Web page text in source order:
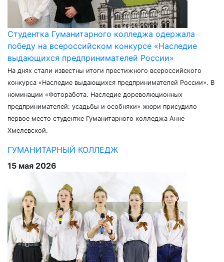
Студентка Гуманитарного колледжа одержала
победу на всероссийском конкурсе «Наследие
выдающихся предпринимателей России»
На днях стали известны итоги престижного всероссийского
конкурса «Наследие выдающихся предпринимателей России». В
номинации «Фоторабота. Наследие дореволюционных
предпринимателей: усадьбы и особняки» жюри присудило
первое место студентке Гуманитарного колледжа Анне
Хмелевской.
ГУМАНИТАРНЫЙ КОЛЛЕДЖ
15 мая 2026